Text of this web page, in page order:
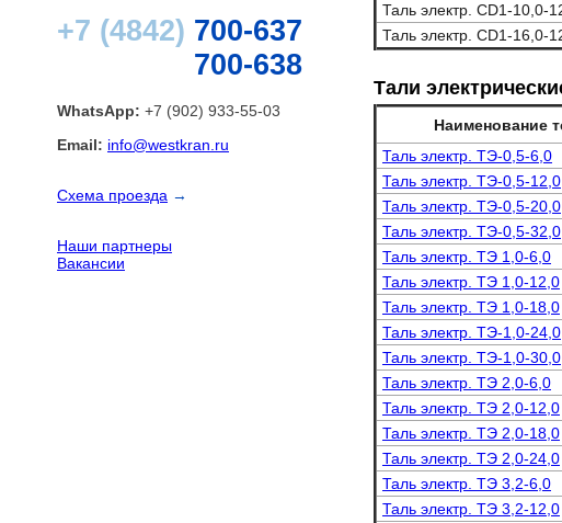
+7 (4842) 700-637
700-638
WhatsApp: +7 (902) 933-55-03
Email: info@westkran.ru
Схема проезда →
Наши партнеры
Вакансии
Таль электр. CD1-10,0-
Таль электр. CD1-16,0-
Тали
Наименование
Таль электр. ТЭ-0,5-6,0
Таль электр. ТЭ-0,5-12,0
Таль электр. ТЭ-0,5-20,0
Таль электр. ТЭ-0,5-32,0
Таль электр. ТЭ 1,0-6,0
Таль электр. ТЭ 1,0-12,0
Таль электр. ТЭ 1,0-18,0
Таль электр. ТЭ-1,0-24,0
Таль электр. ТЭ-1,0-30,0
Таль электр. ТЭ 2,0-6,0
Таль электр. ТЭ 2,0-12,0
Таль электр. ТЭ 2,0-18,0
Таль электр. ТЭ 2,0-24,0
Таль электр. ТЭ 3,2-6,0
Таль электр. ТЭ 3,2-12,0